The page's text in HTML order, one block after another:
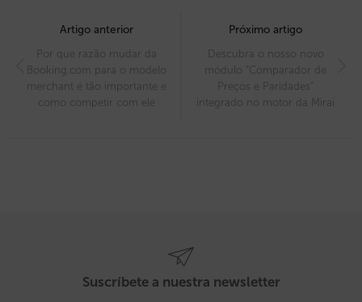
navigation
Artigo anterior
Por que razão mudar da
Booking.com para o modelo
merchant é tão importante e
como competir com ele
Próximo artigo
Descubra o nosso novo
módulo “Comparador de
Preços e Paridades”
integrado no motor da Mirai
Suscríbete a nuestra newsletter